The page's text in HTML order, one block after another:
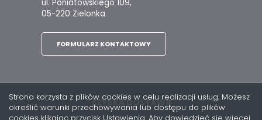
ul. Poniatowskiego 109,
05-220 Zielonka
FORMULARZ KONTAKTOWY
SZYBKA DOSTAWA
Strona korzysta z plików cookies w celu realizacji usług. Możesz
określić warunki przechowywania lub dostępu do plików